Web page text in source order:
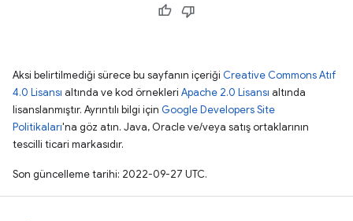
Aksi belirtilmediği sürece bu sayfanın içeriği Creative Commons Atıf
4.0 Lisansı altında ve kod örnekleri Apache 2.0 Lisansı altında
lisanslanmıştır. Ayrıntılı bilgi için Google Developers Site
Politikaları'na göz atın. Java, Oracle ve/veya satış ortaklarının
tescilli ticari markasıdır.
Son güncelleme tarihi: 2022-09-27 UTC.